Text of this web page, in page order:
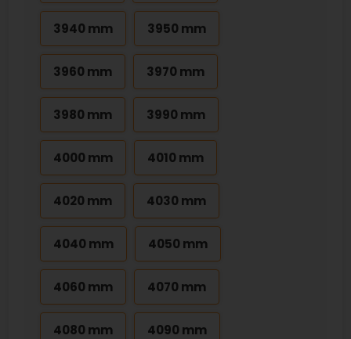
3940 mm 3950 mm
3960 mm 3970 mm
3980 mm 3990 mm
4000 mm 4010 mm
4020 mm 4030 mm
4040 mm 4050 mm
4060 mm 4070 mm
4080 mm 4090 mm